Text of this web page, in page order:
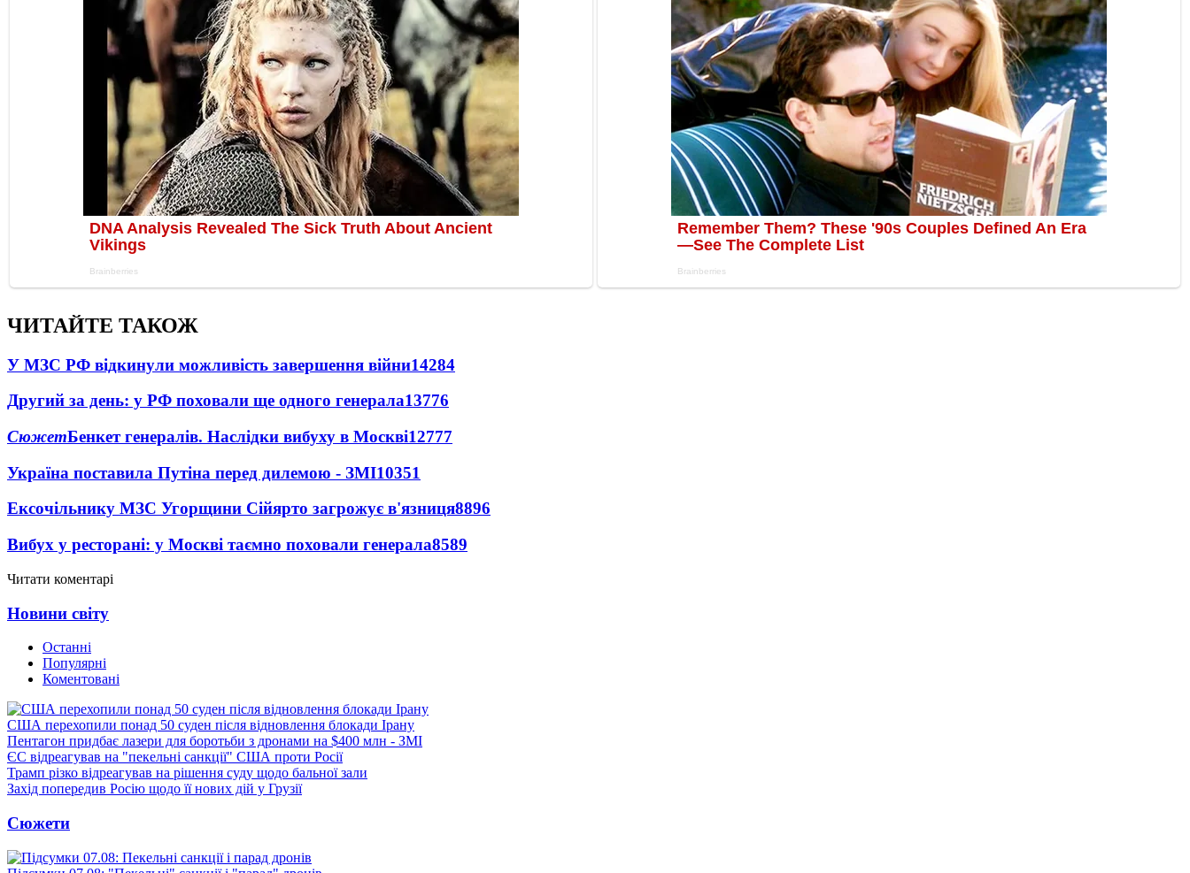
ЧИТАЙТЕ ТАКОЖ
У МЗС РФ відкинули можливість завершення війни14284
Другий за день: у РФ поховали ще одного генерала13776
СюжетБенкет генералів. Наслідки вибуху в Москві12777
Україна поставила Путіна перед дилемою - ЗМІ10351
Ексочільнику МЗС Угорщини Сійярто загрожує в'язниця8896
Вибух у ресторані: у Москві таємно поховали генерала8589
Читати коментарі
Новини світу
Останні
Популярні
Коментовані
США перехопили понад 50 суден після відновлення блокади Ірану
Пентагон придбає лазери для боротьби з дронами на $400 млн - ЗМІ
ЄС відреагував на "пекельні санкції" США проти Росії
Трамп різко відреагував на рішення суду щодо бальної зали
Захід попередив Росію щодо її нових дій у Грузії
Сюжети